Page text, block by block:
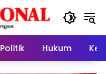
Politik Hukum